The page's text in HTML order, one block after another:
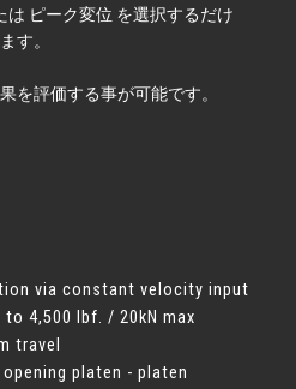
は ピーク変位 を選択するだけ
す。
を評価する事が可能です。
via constant velocity input
to 4,500 lbf. / 20kN max
travel
opening platen - platen